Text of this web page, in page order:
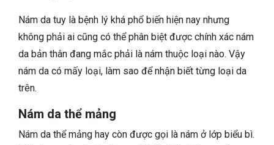
Nám da tuy là bệnh lý khá phổ biến hiện nay nhưng
không phải ai cũng có thể phân biệt được chính xác nám
da bản thân đang mắc phải là nám thuộc loại nào. Vậy
nám da có mấy loại, làm sao để nhận biết từng loại da
trên.
Nám da thể mảng
Nám da thể mảng hay còn được gọi là nám ở lớp biểu bì.